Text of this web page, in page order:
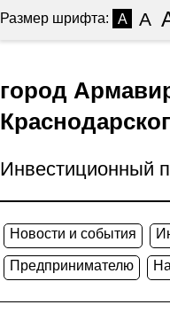
Размер шрифта: A A
город
Инвестиционный
Новости и события
Предпринимателю